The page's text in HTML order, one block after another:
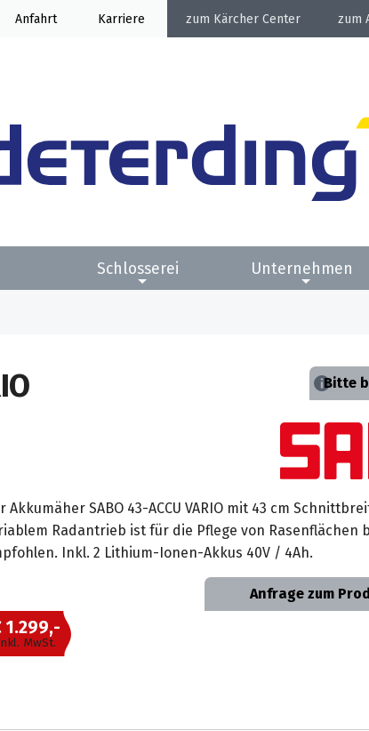
Anfahrt Karriere Kärcher Center
Schlosserei Unternehmen
Bitte
Akkumäher SABO 43-ACCU VARIO mit 43 cm
Radantrieb ist für die Pflege von Rasenflächen
Inkl. 2 Lithium-Ionen-Akkus 40V / 4Ah.
1.299,-
MwSt.
Anfrage zum